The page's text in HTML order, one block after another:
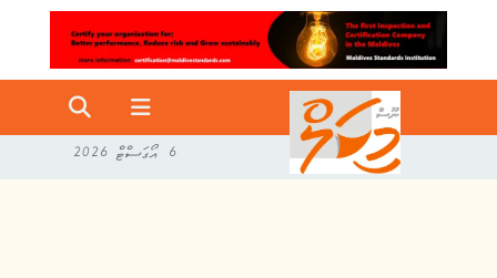
6 އޯގަސްޓް 2026